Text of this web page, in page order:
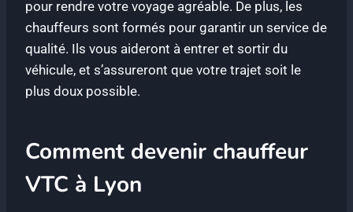
pour rendre votre voyage agréable. De plus, les
chauffeurs sont formés pour garantir un service de
qualité. Ils vous aideront à entrer et sortir du
véhicule, et s’assureront que votre trajet soit le
plus doux possible.
Comment devenir chauffeur
VTC à Lyon